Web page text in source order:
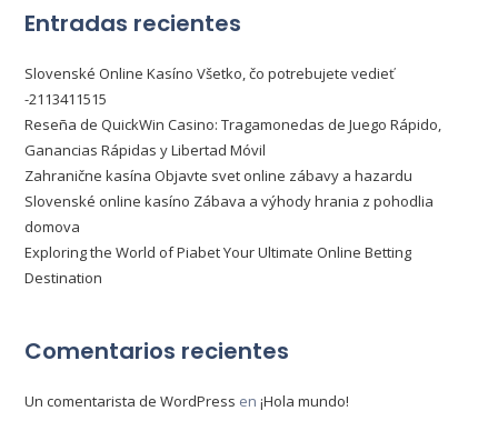
Entradas recientes
Slovenské Online Kasíno Všetko, čo potrebujete vedieť
-2113411515
Reseña de QuickWin Casino: Tragamonedas de Juego Rápido,
Ganancias Rápidas y Libertad Móvil
Zahranične kasína Objavte svet online zábavy a hazardu
Slovenské online kasíno Zábava a výhody hrania z pohodlia
domova
Exploring the World of Piabet Your Ultimate Online Betting
Destination
Comentarios recientes
Un comentarista de WordPress en¡Hola mundo!